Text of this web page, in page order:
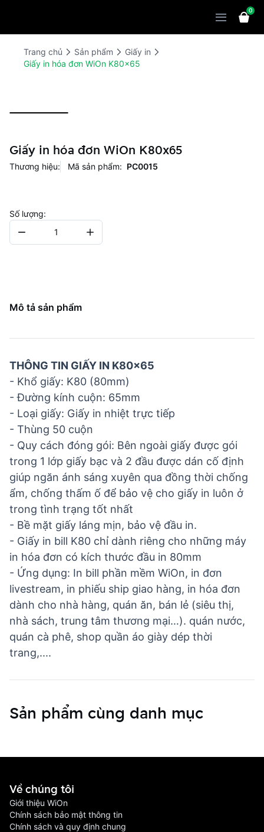
WiOn POS
WiOn AI
WiOn F&B
WiOn Dental
Giải pháp
Thiết kế website
Thiết bị
Báo chí
Đối tác
Thông báo
Wi Team
Liên hệ
0
Trang chủ Sản phẩm
Giấy in
Giấy in hóa đơn WiOn K80x65
Giấy in hóa đơn WiOn K80x65
Thương hiệu: Mã sản phẩm: PC0015
Số lượng:
Mô tả sản phẩm
THÔNG TIN GIẤY IN K80x65
- Khổ giấy: K80 (80mm)
- Đường kính cuộn: 65mm
- Loại giấy: Giấy in nhiệt trực tiếp
- Thùng 50 cuộn
- Quy cách đóng gói: Bên ngoài giấy được gói
trong 1 lớp giấy bạc và 2 đầu được dán cố định
giúp ngăn ánh sáng xuyên qua đồng thời chống
ẩm, chống thấm ố để bảo vệ cho giấy in luôn ở
trong tình trạng tốt nhất
- Bề mặt giấy láng mịn, bảo vệ đầu in.
- Giấy in bill K80 chỉ dành riêng cho những máy
in hóa đơn có kích thước đầu in 80mm
- Ứng dụng: In bill phần mềm WiOn, in đơn
livestream, in phiếu ship giao hàng, in hóa đơn
dành cho nhà hàng, quán ăn, bán lẻ (siêu thị,
nhà sách, trung tâm thương mại…). quán nước,
quán cà phê, shop quần áo giày dép thời
trang,....
Sản phẩm cùng danh mục
Về chúng tôi
Giới thiệu WiOn
Chính sách bảo mật thông tin
Chính sách và quy định chung